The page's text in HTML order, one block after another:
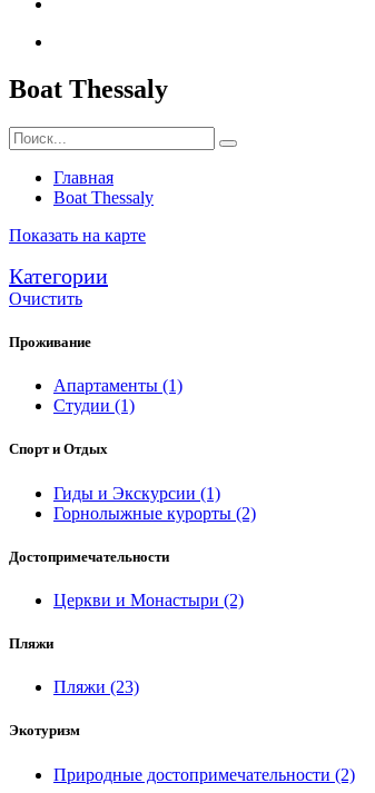
Boat Thessaly
Главная
Boat Thessaly
Показать на карте
Категории
Очистить
Проживание
Апартаменты (1)
Студии (1)
Спорт и Отдых
Гиды и Экскурсии (1)
Горнолыжные курорты (2)
Достопримечательности
Церкви и Монастыри (2)
Пляжи
Пляжи (23)
Экотуризм
Природные достопримечательности (2)